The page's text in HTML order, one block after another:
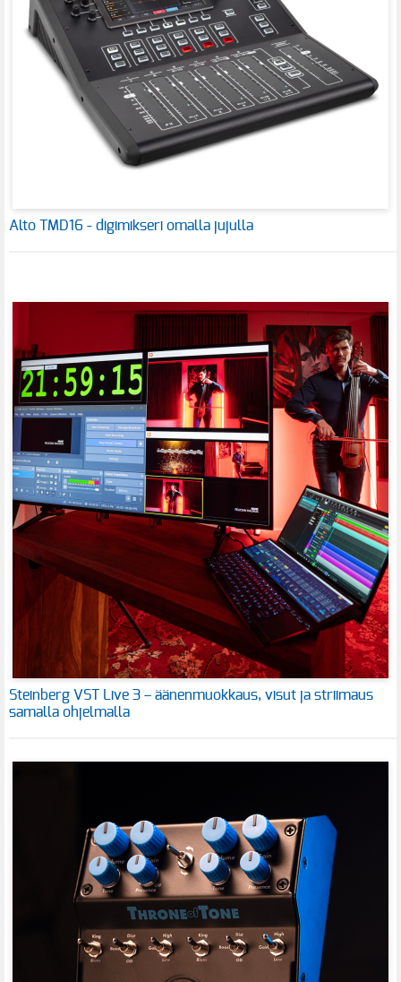
Alto TMD16 - digimikseri omalla jujulla
Steinberg VST Live 3 – äänenmuokkaus, visut ja striimaus
samalla ohjelmalla